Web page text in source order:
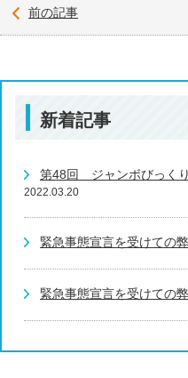
前の記事
新着記事
第48回 ジャンボびっく
2022.03.20
緊急事態宣言を受けての
緊急事態宣言を受けての